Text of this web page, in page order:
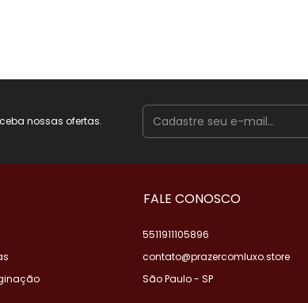
nossas ofertas.
FALE CONOSCO
5511911105896
contato@prazercomluxo.store
São Paulo - SP